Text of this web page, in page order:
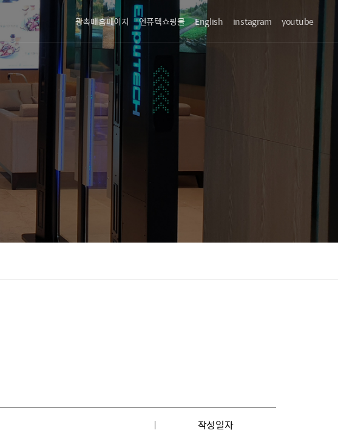
광촉매홈페이지 엔퓨텍쇼핑몰 English instagram youtube
작성일자